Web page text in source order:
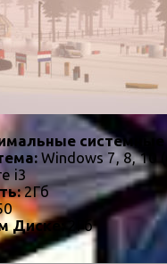
системные
Windows 7, 8, 10
i3
2Гб
Диске:
2Гб